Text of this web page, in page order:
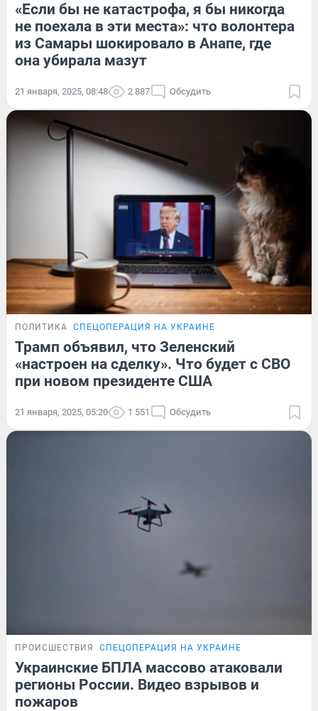
«Если бы не катастрофа, я бы никогда
не поехала в эти места»: что волонтера
из Самары шокировало в Анапе, где
она убирала мазут
21 января, 2025, 08:48 2 887 Обсудить
ПОЛИТИКА СПЕЦОПЕРАЦИЯ НА УКРАИНЕ
Трамп объявил, что Зеленский
«настроен на сделку». Что будет с СВО
при новом президенте США
21 января, 2025, 05:20 1 551 Обсудить
ПРОИСШЕСТВИЯ СПЕЦОПЕРАЦИЯ НА УКРАИНЕ
Украинские БПЛА массово атаковали
регионы России. Видео взрывов и
пожаров